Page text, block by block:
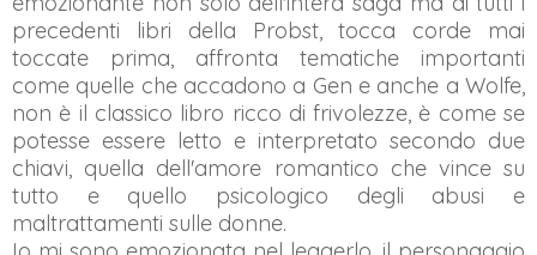
precedenti libri della Probst, tocca corde mai
toccate prima, affronta tematiche importanti
come quelle che accadono a Gen e anche a Wolfe,
non è il classico libro ricco di frivolezze, è come se
potesse essere letto e interpretato secondo due
chiavi, quella dell'amore romantico che vince su
tutto e quello psicologico degli abusi e
maltrattamenti sulle donne.